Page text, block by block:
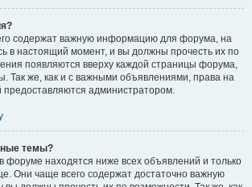
содержат важную информацию для форума, на
в настоящий момент, и вы должны прочесть их по
появляются вверху каждой страницы форума,
Так же, как и с важными объявлениями, права на
администратором.
темы?
находятся ниже всех объявлений и только
Они чаще всего содержат достаточно важную